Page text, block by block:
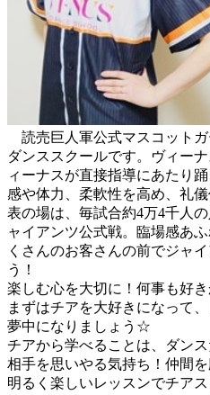
読売巨人軍公式マスコット
ダンススクールです。ヴィー
ィーナスが直接指導にあたり
感や体力、柔軟性を高め、礼
表の場は、毎試合約4万4千人
ャイアンツ公式戦。臨場感あ
くさんのお客さんの前でジャ
う！
楽しむ心を大切に！何事も好
まずはチアを大好きになって
夢中になりましょう☆
チアから学べることは、ダンス
相手を思いやる気持ち！仲間を
明るく楽しいレッスンでチア